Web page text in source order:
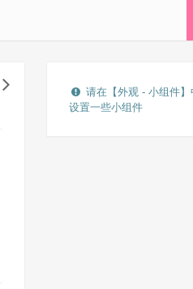
请在【外观 - 小组件
设置一些小组件